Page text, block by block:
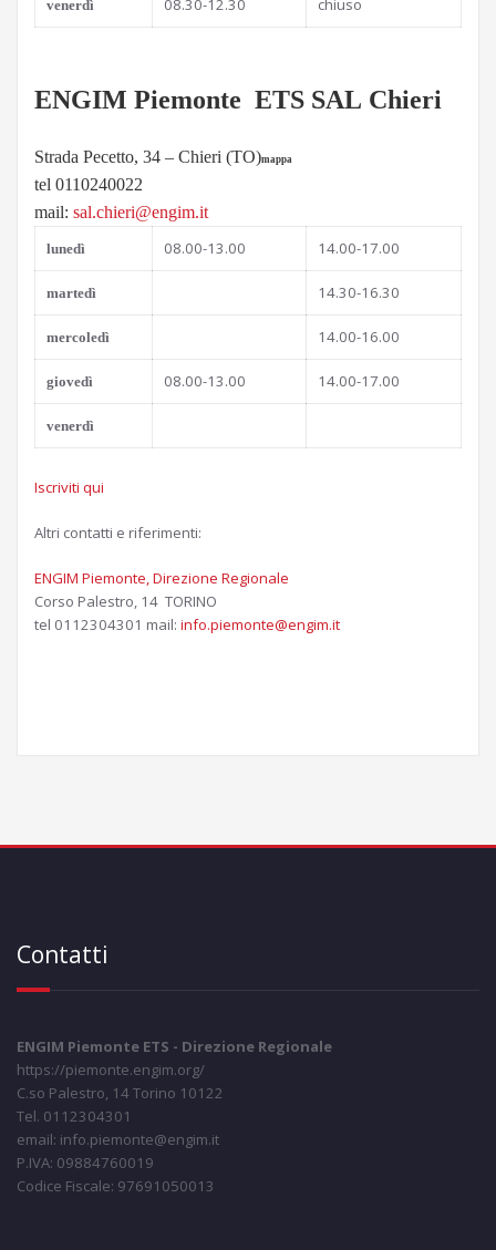
venerdì 08.30-12.30 chiuso
ENGIM Piemonte ETS SAL Chieri
Strada Pecetto, 34 – Chieri (TO)mappa
tel 0110240022
mail: sal.chieri@engim.it
lunedì 08.00-13.00 14.00-17.00
martedì 14.30-16.30
mercoledì 14.00-16.00
giovedì 08.00-13.00 14.00-17.00
venerdì
Iscriviti qui
Altri contatti e riferimenti:
ENGIM Piemonte, Direzione Regionale
Corso Palestro, 14 TORINO
tel 0112304301 mail: info.piemonte@engim.it
Contatti
ENGIM Piemonte ETS - Direzione Regionale
https://piemonte.engim.org/
C.so Palestro, 14 Torino 10122
Tel. 0112304301
email: info.piemonte@engim.it
P.IVA: 09884760019
Codice Fiscale: 97691050013